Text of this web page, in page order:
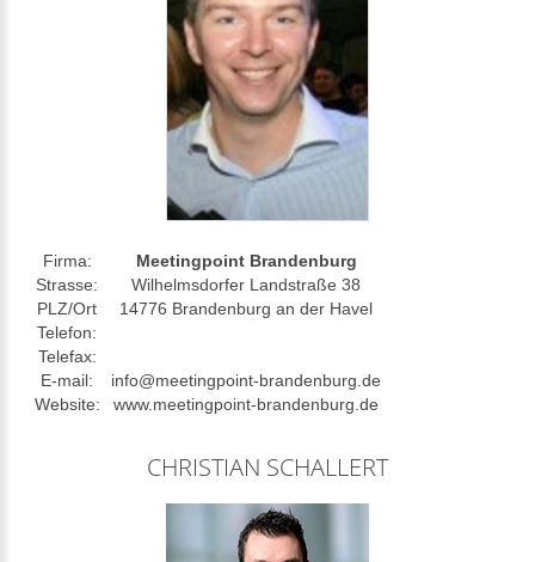
Firma:
Meetingpoint Brandenburg
Strasse:
Wilhelmsdorfer Landstraße 38
PLZ/Ort
14776 Brandenburg an der Havel
Telefon:
Telefax:
E-mail:
info@meetingpoint-brandenburg.de
Website:
www.meetingpoint-brandenburg.de
CHRISTIAN SCHALLERT